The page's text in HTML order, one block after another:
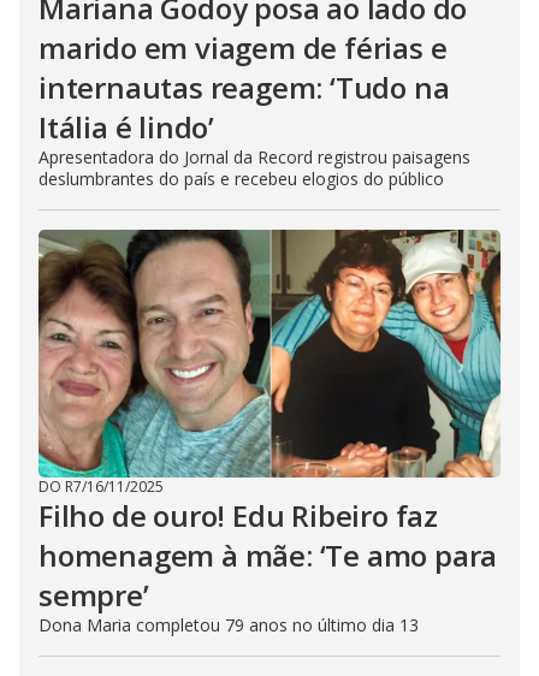
marido em viagem de férias e
internautas reagem: ‘Tudo na
Itália é lindo’
Apresentadora do Jornal da Record registrou paisagens
deslumbrantes do país e recebeu elogios do público
DO R7/16/11/2025
Filho de ouro! Edu Ribeiro faz
homenagem à mãe: ‘Te amo para
sempre’
Dona Maria completou 79 anos no último dia 13